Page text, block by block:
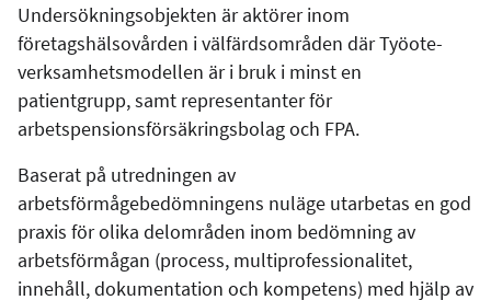
Undersökningsobjekten är aktörer inom
företagshälsovården i välfärdsområden där Työote-
verksamhetsmodellen är i bruk i minst en
patientgrupp, samt representanter för
arbetspensionsförsäkringsbolag och FPA.
Baserat på utredningen av
arbetsförmågebedömningens nuläge utarbetas en god
praxis för olika delområden inom bedömning av
arbetsförmågan (process, multiprofessionalitet,
innehåll, dokumentation och kompetens) med hjälp av